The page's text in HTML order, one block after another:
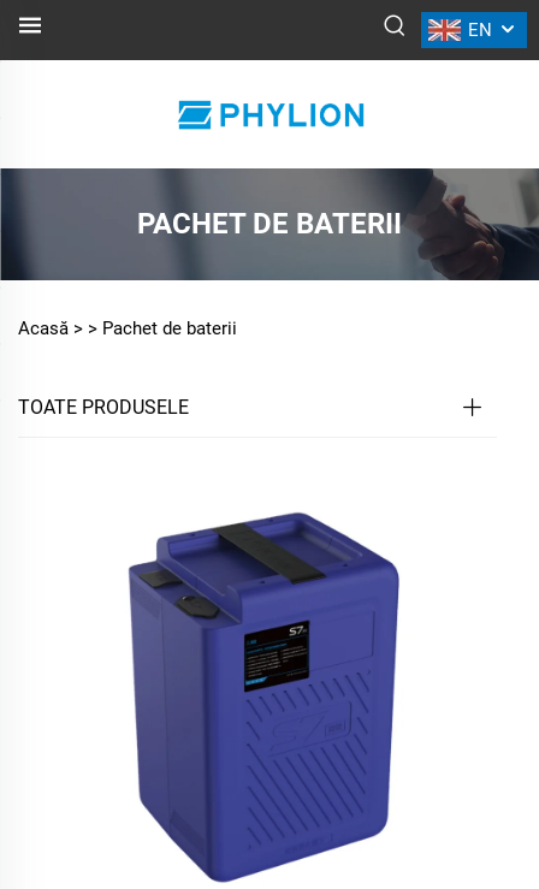
EN
PACHET DE BATERII
Acasă > > Pachet de baterii
TOATE PRODUSELE